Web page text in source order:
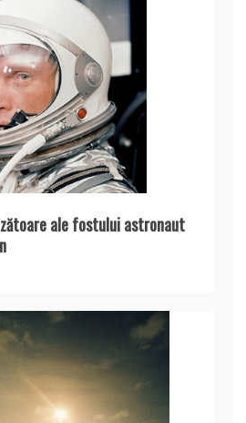
ale fostului astronaut